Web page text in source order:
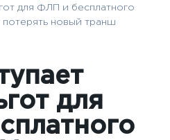
для ФЛП и бесплатного
потерять новый транш
для